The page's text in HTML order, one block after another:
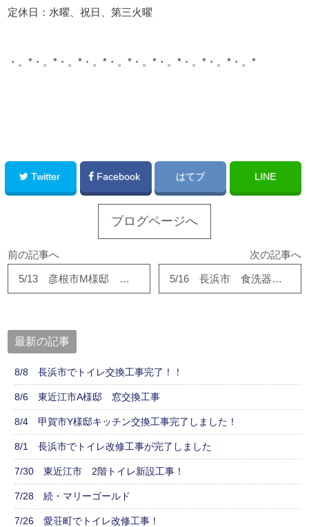
定休日：水曜、祝日、第三火曜
・。*・。*・。*・。*・。*・。*・。*・。*・。*・。*
Twitter Facebook はてブ LINE
ブログページへ
前の記事へ
5/13 彦根市M様邸 水廻り・内装リフォーム始まりました。
次の記事へ
5/16 長浜市 食洗器交換工事が完了しました
最新の記事
8/8 長浜市でトイレ交換工事完了！！
8/6 東近江市A様邸 窓交換工事
8/4 甲賀市Y様邸キッチン交換工事完了しました！
8/1 長浜市でトイレ改修工事が完了しました
7/30 東近江市 2階トイレ新設工事！
7/28 続・マリーゴールド
7/26 愛荘町でトイレ改修工事！